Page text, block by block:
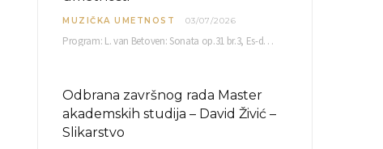
MUZIČKA UMETNOST 03/07/2026
Program: L. van Betoven: Sonata op.31 br.3, Es-dur R. Šuman: Bečki karneval op.26 K. Debisi:…
Odbrana završnog rada Master
akademskih studija – David Živić –
Slikarstvo